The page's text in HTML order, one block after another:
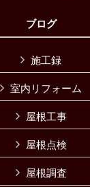
ブログ
施工録
室内リフォーム
屋根工事
屋根点検
屋根調査